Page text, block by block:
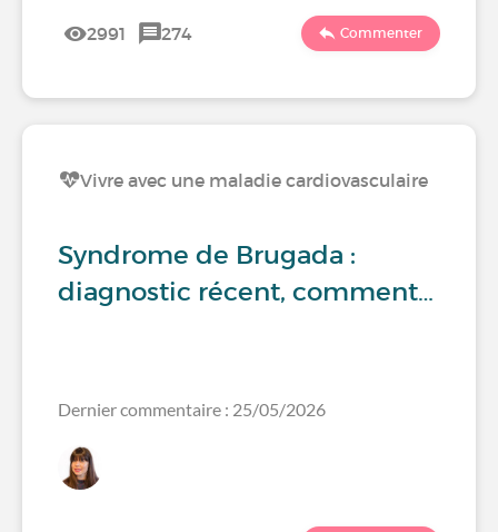
2991 274 Commenter
Vivre avec une maladie cardiovasculaire
Syndrome de Brugada :
diagnostic récent, comment…
Dernier commentaire : 25/05/2026